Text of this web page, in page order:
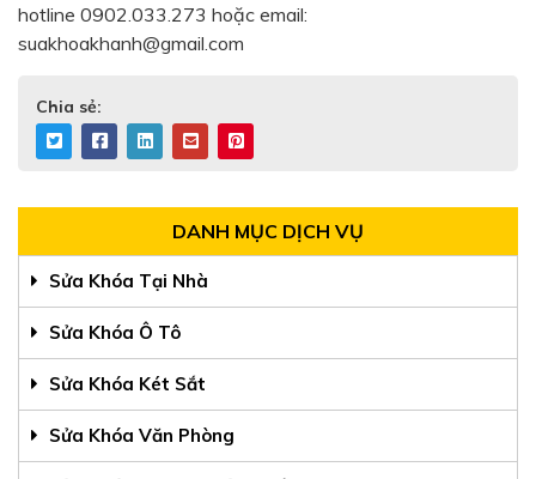
hotline 0902.033.273 hoặc email:
suakhoakhanh@gmail.com
Chia sẻ:
DANH MỤC DỊCH VỤ
Sửa Khóa Tại Nhà
Sửa Khóa Ô Tô
Sửa Khóa Két Sắt
Sửa Khóa Văn Phòng